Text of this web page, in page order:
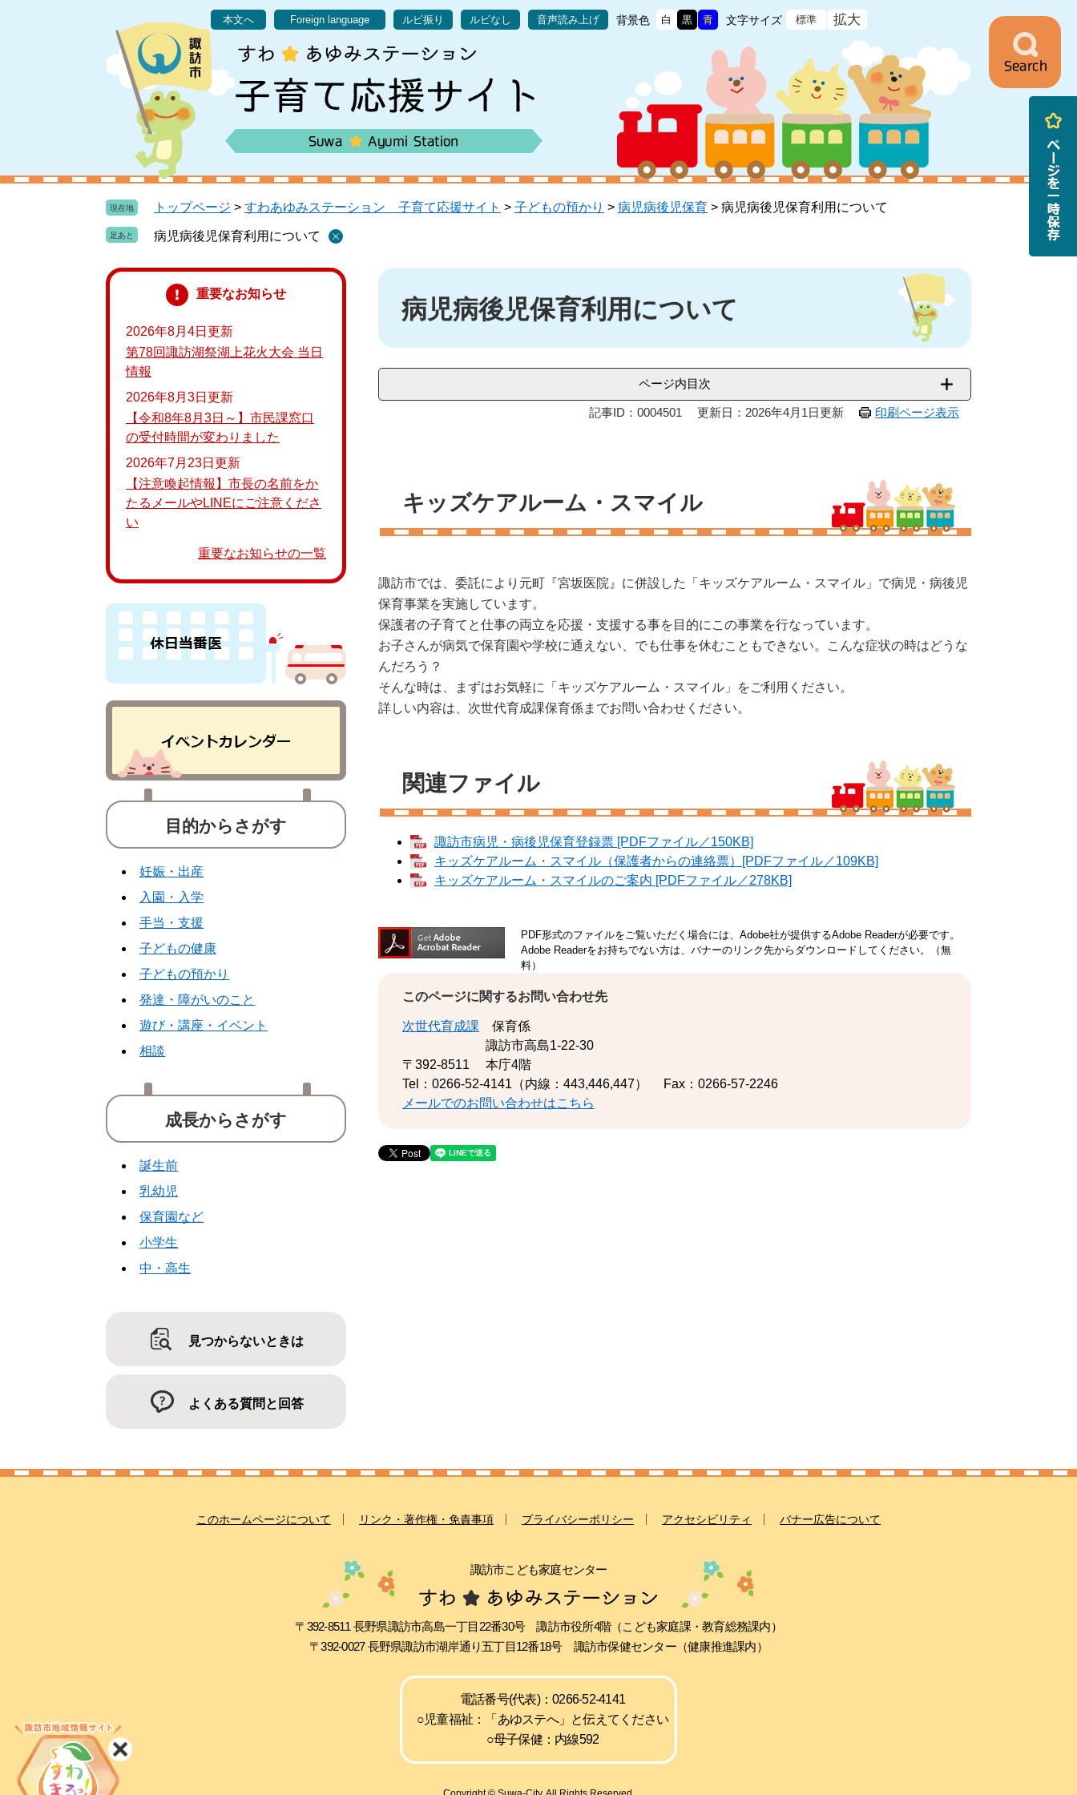
本
ニ
本文へ Foreign language ルビ振り ルビなし 音声読み上げ 背景色 白 黒 青 文字サイズ 標準 拡大
現在地 トップページ > すわあゆみステーション 子育て応援サイト > 子どもの預かり > 病児病後児保育 > 病児病後児保育利用について
病児病後児保育利用について
本
病児病後児保育利用について
ページ内目次
記事ID：0004501 更新日：2026年4月1日更新 印刷ページ表示
キッズケアルーム・スマイル
諏訪市では、委託により元町『宮坂医院』に併設した「キッズケアルーム・スマイル」で病児・病後児
保育事業を実施しています。
保護者の子育てと仕事の両立を応援・支援する事を目的にこの事業を行なっています。
お子さんが病気で保育園や学校に通えない、でも仕事を休むこともできない。こんな症状の時はどうな
んだろう？
そんな時は、まずはお気軽に「キッズケアルーム・スマイル」をご利用ください。
詳しい内容は、次世代育成課保育係までお問い合わせください。
関連ファイル
諏訪市病児・病後児保育登録票 [PDFファイル／150KB]
キッズケアルーム・スマイル（保護者からの連絡票）[PDFファイル／109KB]
キッズケアルーム・スマイルのご案内 [PDFファイル／278KB]
PDF形式のファイルをご覧いただく場合には、Adobe社が提供するAdobe Readerが必要です。
Adobe Readerをお持ちでない方は、バナーのリンク先からダウンロードしてください。（無
料）
このページに関するお問い合わせ先
次世代育成課 保育係
〒392-8511
諏訪市高島1-22-30
本庁4階
Tel：0266-52-4141（内線：443,446,447）
Fax：0266-57-2246
メールでのお問い合わせはこちら
重要なお知らせ
2026年8月4日更新
第78回諏訪湖祭湖上花火大会 当日
情報
2026年8月3日更新
【令和8年8月3日～】市民課窓口
の受付時間が変わりました
2026年7月23日更新
【注意喚起情報】市長の名前をか
たるメールやLINEにご注意くださ
い
重要なお知らせの一覧
目的からさがす
妊娠・出産
入園・入学
手当・支援
子どもの健康
子どもの預かり
発達・障がいのこと
遊び・講座・イベント
相談
成長からさがす
誕生前
乳幼児
保育園など
小学生
中・高生
見つからないときは
よくある質問と回答
このホームページについて リンク・著作権・免責事項 プライバシーポリシー アクセシビリティ バナー広告について
諏訪市こども家庭センター
〒392-8511 長野県諏訪市高島一丁目22番30号 諏訪市役所4階（こども家庭課・教育総務課内）
〒392-0027 長野県諏訪市湖岸通り五丁目12番18号 諏訪市保健センター（健康推進課内）
電話番号(代表)：0266-52-4141
○児童福祉：「あゆステへ」と伝えてください
○母子保健：内線592